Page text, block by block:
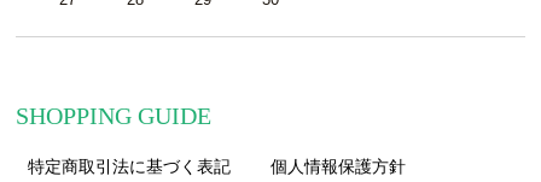
SHOPPING GUIDE
特定商取引法に基づく表記 個人情報保護方針